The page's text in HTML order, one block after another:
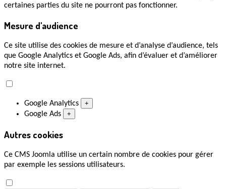
certaines parties du site ne pourront pas fonctionner.
Mesure d'audience
Ce site utilise des cookies de mesure et d’analyse d’audience, tels
que Google Analytics et Google Ads, afin d’évaluer et d’améliorer
notre site internet.
Google Analytics +
Google Ads +
Autres cookies
Ce CMS Joomla utilise un certain nombre de cookies pour gérer
par exemple les sessions utilisateurs.